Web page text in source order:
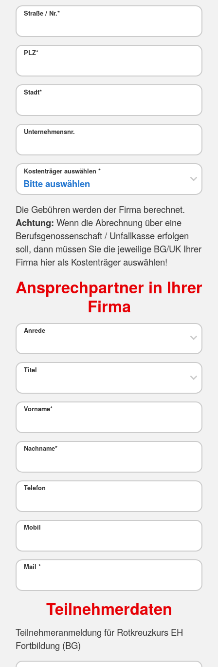
Straße / Nr.*
PLZ*
Stadt*
Mail
Unternehmensnr.
Kostenträger auswählen *
Die Gebühren werden der Firma berechnet.
Achtung: Wenn die Abrechnung über eine
Berufsgenossenschaft / Unfallkasse erfolgen
soll, dann müssen Sie die jeweilige BG/UK Ihrer
Firma hier als Kostenträger auswählen!
Ansprechpartner in Ihrer
Firma
Anrede
Titel
Vorname*
Nachname*
Telefon
Mobil
Mail *
Teilnehmerdaten
Teilnehmeranmeldung für Rotkreuzkurs EH
Fortbildung (BG)